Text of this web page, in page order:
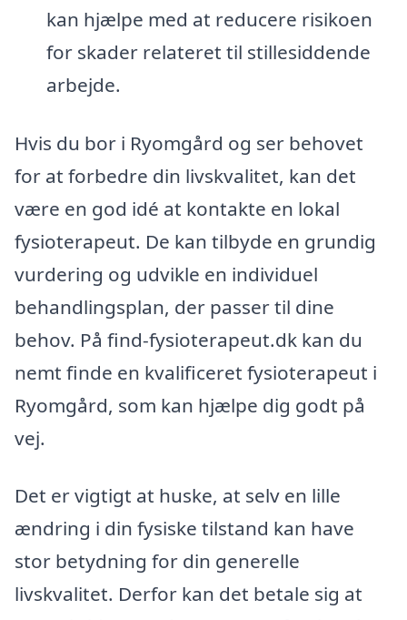
kan hjælpe med at reducere risikoen
for skader relateret til stillesiddende
arbejde.
Hvis du bor i Ryomgård og ser behovet
for at forbedre din livskvalitet, kan det
være en god idé at kontakte en lokal
fysioterapeut. De kan tilbyde en grundig
vurdering og udvikle en individuel
behandlingsplan, der passer til dine
behov. På find-fysioterapeut.dk kan du
nemt finde en kvalificeret fysioterapeut i
Ryomgård, som kan hjælpe dig godt på
vej.
Det er vigtigt at huske, at selv en lille
ændring i din fysiske tilstand kan have
stor betydning for din generelle
livskvalitet. Derfor kan det betale sig at